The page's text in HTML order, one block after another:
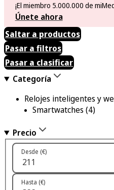
¡El miembro 5.000.000 de
Únete ahora
Saltar a productos
Pasar a filtros
Pasar a clasificar
Categoría
Relojes inteligentes y
Smartwatches (4)
Precio
Desde (€)
Hasta (€)